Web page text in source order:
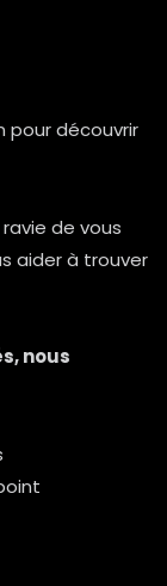
pour découvrir
de vous
aider à trouver
nous